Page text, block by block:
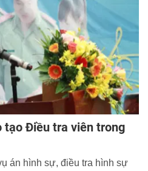
tạo Điều tra viên trong
án hình sự, điều tra hình sự